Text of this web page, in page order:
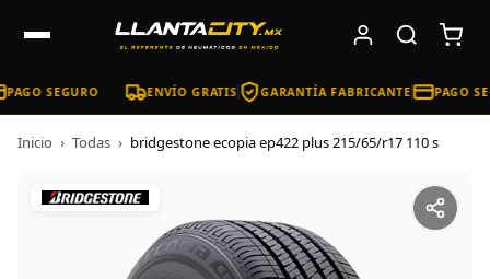
PAGO SEGURO ENVÍO GRATIS GARANTÍA FABRICANTE PAGO
Inicio › Todas › bridgestone ecopia ep422 plus 215/65/r17 110 s